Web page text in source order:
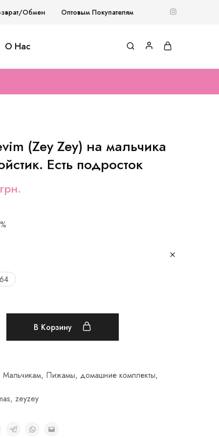
Обмен Оптовым Покупателям
О Нас
(Zey Zey) на мальчика
Есть подросток
грн.
В Корзину
Мальчикам, Пижамы, домашние комплекты,
, zeyzey